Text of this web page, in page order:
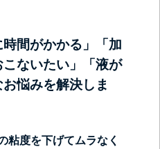
時間がかかる」「加
ないたい」「液が
悩みを解決しま
粘度を下げてムラなく